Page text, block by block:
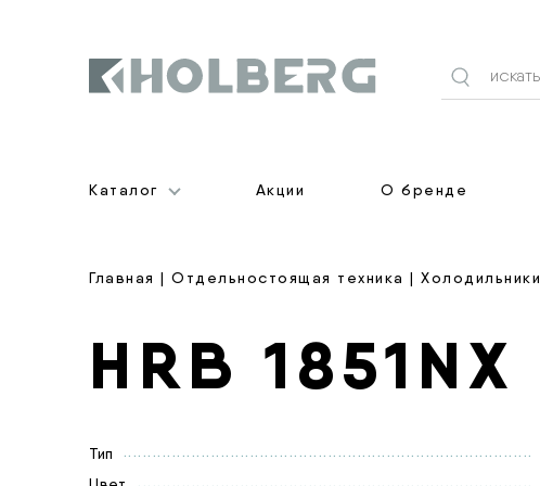
Каталог Акции О бренде
Главная | Отдельностоящая техника | Холодильники
HRB 1851NX
Тип